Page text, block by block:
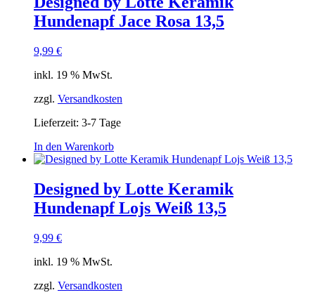
Hundenapf Jace Rosa 13,5
9,99 €
inkl. 19 % MwSt.
zzgl. Versandkosten
Lieferzeit: 3-7 Tage
In den Warenkorb
Designed by Lotte Keramik
Hundenapf Lojs Weiß 13,5
9,99 €
inkl. 19 % MwSt.
zzgl. Versandkosten